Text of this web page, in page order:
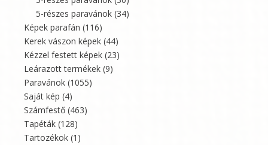
5-részes paravánok (34)
Képek parafán (116)
Kerek vászon képek (44)
Kézzel festett képek (23)
Leárazott termékek (9)
Paravánok (1055)
Saját kép (4)
Számfestő (463)
Tapéták (128)
Tartozékok (1)